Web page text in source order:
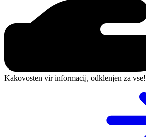
Kakovosten vir informacij, odklenjen za vse!